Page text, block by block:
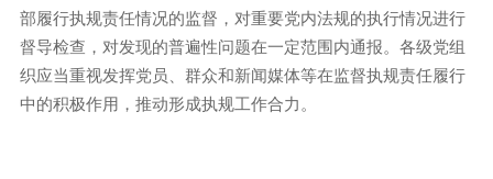
部履行执规责任情况的监督，对重要党内法规的执行情况进行
督导检查，对发现的普遍性问题在一定范围内通报。各级党组
织应当重视发挥党员、群众和新闻媒体等在监督执规责任履行
中的积极作用，推动形成执规工作合力。